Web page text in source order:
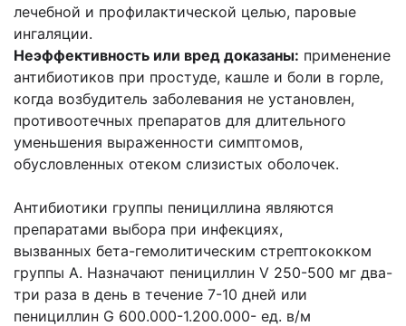
лечебной и профилактической целью, паровые
ингаляции.
Неэффективность или вред доказаны: применение
антибиотиков при простуде, кашле и боли в горле,
когда возбудитель заболевания не установлен,
противоотечных препаратов для длительного
уменьшения выраженности симптомов,
обусловленных отеком слизистых оболочек.
Антибиотики группы пенициллина являются
препаратами выбора при инфекциях,
вызванных бета-гемолитическим стрептококком
группы А. Назначают пенициллин V 250-500 мг два-
три раза в день в течение 7-10 дней или
пенициллин G 600.000-1.200.000- ед. в/м